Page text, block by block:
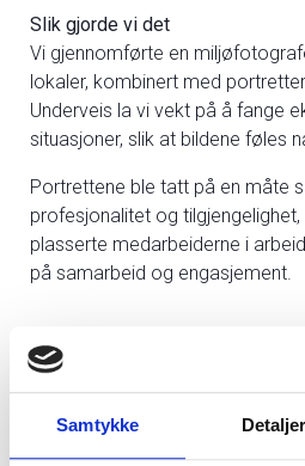
Samtykke Detaljer
Slik gjorde vi det
Vi gjennomførte en
lokaler, kombinert med
Underveis la vi vekt på å fange
situasjoner, slik at bildene føles
Portrettene ble tatt på en måte
profesjonalitet og
plasserte medarbeiderne i
på samarbeid og engasjement.
Vil du ha hjelp til å løfte din